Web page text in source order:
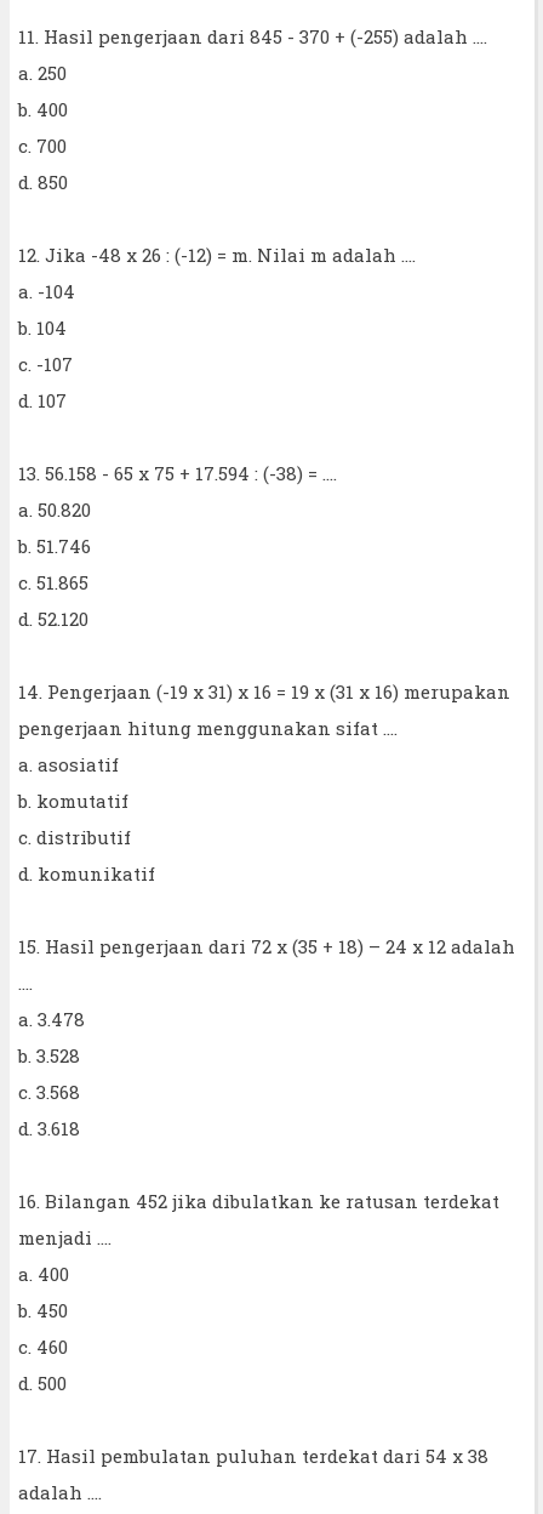
11. Hasil pengerjaan dari 845 - 370 + (-255) adalah ....
a. 250
b. 400
c. 700
d. 850
12. Jika -48 x 26 : (-12) = m. Nilai m adalah ....
a. -104
b. 104
c. -107
d. 107
13. 56.158 - 65 x 75 + 17.594 : (-38) = ....
a. 50.820
b. 51.746
c. 51.865
d. 52.120
14. Pengerjaan (-19 x 31) x 16 = 19 x (31 x 16) merupakan
pengerjaan hitung menggunakan sifat ....
a. asosiatif
b. komutatif
c. distributif
d. komunikatif
15. Hasil pengerjaan dari 72 x (35 + 18) – 24 x 12 adalah
a. 3.478
b. 3.528
c. 3.568
d. 3.618
16. Bilangan 452 jika dibulatkan ke ratusan terdekat
menjadi ....
a. 400
b. 450
c. 460
d. 500
17. Hasil pembulatan puluhan terdekat dari 54 x 38
adalah ....